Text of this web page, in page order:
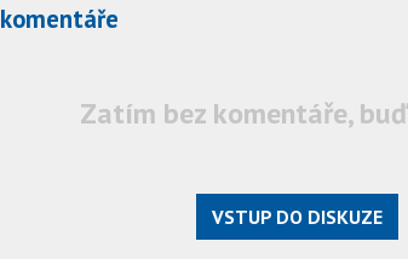
Zatím bez komentáře,
VSTUP DO DISKUZE